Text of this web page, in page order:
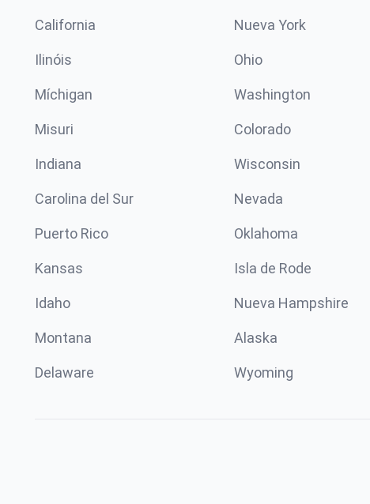
California Nueva York
Ilinóis Ohio
Míchigan Washington
Misuri Colorado
Indiana Wisconsin
Carolina del Sur Nevada
Puerto Rico Oklahoma
Kansas Isla de Rode
Idaho Nueva Hampshire
Montana Alaska
Delaware Wyoming